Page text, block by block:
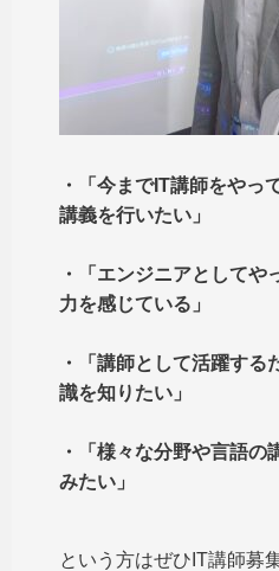
・「今までIT講師をやっ
講義を行いたい」
・「エンジニアとしてや
力を感じている」
・「講師として活躍する
識を知りたい」
・「様々な分野や言語の
みたい」
という方はぜひIT講師募